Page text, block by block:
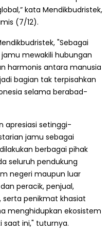
kata Mendikbudristek,
(7/12).
"Sebagai
mewakili hubungan
harmonis antara manusia
bagian tak terpisahkan
selama berabad-
apresiasi setinggi-
jamu sebagai
berbagai pihak
seluruh pendukung
negeri maupun luar
peracik, penjual,
serta penikmat khasiat
menghidupkan ekosistem
saat ini," tuturnya.